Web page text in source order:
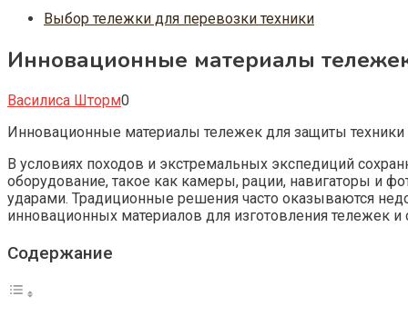
Выбор тележки для перевозки техники
Инновационные материалы
Василиса Шторм0
Инновационные материалы тележек для защиты
В условиях походов и экстремальных экспедиций
оборудование, такое как камеры, рации, навигаторы и
ударами. Традиционные решения часто оказываются
инновационных материалов для изготовления тележек и
Содержание